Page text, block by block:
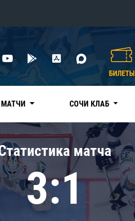
БИЛЕТЫ
МАТЧИ СОЧИ КЛАБ
матча
3:1